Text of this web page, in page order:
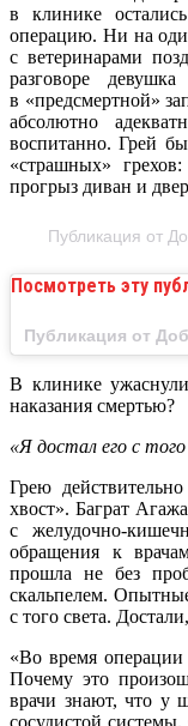
в клинике
операцию. Ни на
с ветеринарами
разговоре
в «предсмертной»
абсолютно
воспитанно. Грей
«страшных»
прогрыз диван и
Публикация от
Посмотреть эту
Публикация от
В клинике
наказания смертью?
«Я достал его с
Грею
хвост». Баграт
с желудочно-
обращения к
прошла не без
скальпелем.
с того света.
«Во время операции
Почему это
врачи знают, что у
сосудистой